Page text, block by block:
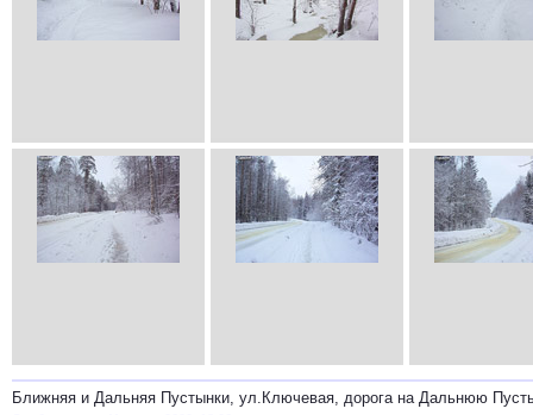
Ближняя и Дальняя Пустынки, ул.Ключевая, дорога на Дальнюю